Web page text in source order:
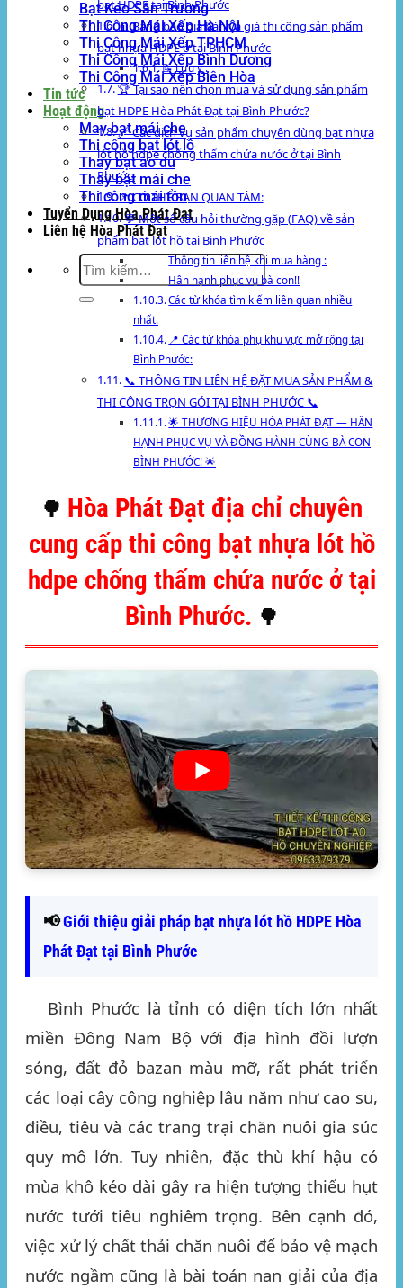
Bạt Kéo Sân Trường
Thi Công Mái Xếp Hà Nội
Thi Công Mái Xếp TPHCM
Thi Công Mái Xếp Bình Dương
Thi Công Mái Xếp Biên Hòa
Tin tức
Hoạt động
May bạt mái che
Thi công bạt lót lồ
Thay bạt áo dù
Thay bạt mái che
Thi công mái tôn
Tuyển Dụng Hòa Phát Đạt
Liên hệ Hòa Phát Đạt
Tìm
kiếm:
bạt HDPE tại Bình Phước
📊 Bảng báo giá bán và giá thi công sản phẩm
bạt nhựa HDPE ở tại Bình Phước
📝 Lưu ý :
🏆 Tại sao nên chọn mua và sử dụng sản phẩm
bạt HDPE Hòa Phát Đạt tại Bình Phước?
🔗 Các dịch vụ sản phẩm chuyên dùng bạt nhựa
lót hồ hdpe chống thấm chứa nước ở tại Bình
Phước.
📌 CÓ THỂ BẠN QUAN TÂM:
💬 Một số câu hỏi thường gặp (FAQ) về sản
phẩm bạt lót hồ tại Bình Phước
Thông tin liên hệ khi mua hàng :
Hân hạnh phục vụ bà con!!
Các từ khóa tìm kiếm liên quan nhiều
nhất.
📍 Các từ khóa phụ khu vực mở rộng tại
Bình Phước:
📞 THÔNG TIN LIÊN HỆ ĐẶT MUA SẢN PHẨM &
THI CÔNG TRỌN GÓI TẠI BÌNH PHƯỚC 📞
🌟 THƯƠNG HIỆU HÒA PHÁT ĐẠT — HÂN
HẠNH PHỤC VỤ VÀ ĐỒNG HÀNH CÙNG BÀ CON
BÌNH PHƯỚC! 🌟
🌳 Hòa Phát Đạt địa chỉ chuyên
cung cấp thi công bạt nhựa lót hồ
hdpe chống thấm chứa nước ở tại
Bình Phước. 🌳
📢Giới thiệu giải pháp bạt nhựa lót hồ HDPE Hòa
Phát Đạt tại Bình Phước
Bình Phước là tỉnh có diện tích lớn nhất
miền Đông Nam Bộ với địa hình đồi lượn
sóng, đất đỏ bazan màu mỡ, rất phát triển
các loại cây công nghiệp lâu năm như cao su,
điều, tiêu và các trang trại chăn nuôi gia súc
quy mô lớn. Tuy nhiên, đặc thù khí hậu có
mùa khô kéo dài gây ra hiện tượng thiếu hụt
nước tưới tiêu nghiêm trọng. Bên cạnh đó,
việc xử lý chất thải chăn nuôi để bảo vệ mạch
nước ngầm cũng là bài toán nan giải của địa